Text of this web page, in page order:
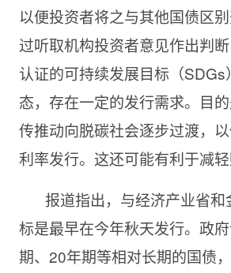
以便投资者将之与其他国债区
过听取机构投资者意见作出判
认证的可持续发展目标（SDGs
态，存在一定的发行需求。目
传推动向脱碳社会逐步过渡，
利率发行。这还可能有利于减轻
报道指出，与经济产业省和
标是最早在今年秋天发行。政
期、20年期等相对长期的国债